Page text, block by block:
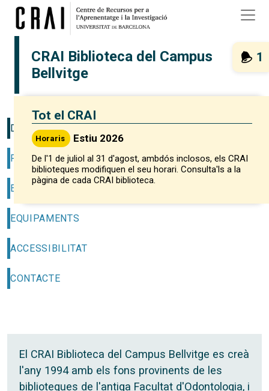
Vés al contingut
CRAI Biblioteca del Campus
Bellvitge
1
Tot el CRAI
Horaris Estiu 2026
De l'1 de juliol al 31 d'agost, ambdós inclosos, els CRAI
biblioteques modifiquen el seu horari. Consulta'ls a la
pàgina de cada CRAI biblioteca.
DESCRIPCIÓ
FONS I COL·LECCIONS
EXPOSICIONS
EQUIPAMENTS
ACCESSIBILITAT
CONTACTE
El CRAI Biblioteca del Campus Bellvitge es creà
l'any 1994 amb els fons provinents de les
biblioteques de l'antiga Facultat d'Odontologia, i